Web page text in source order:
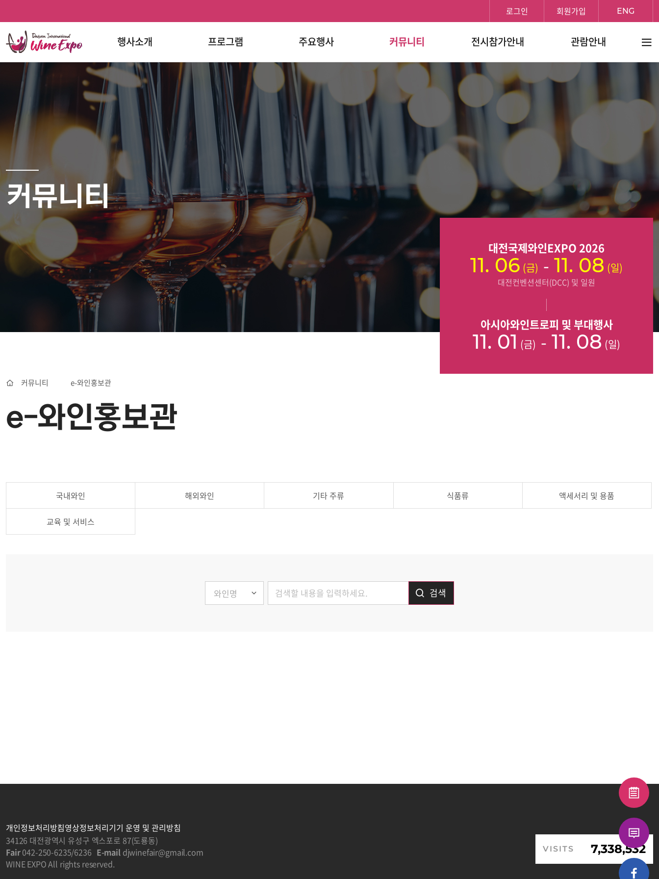
건너뛰기
로그인 회원가입 ENG
행사소개 프로그램 주요행사 커뮤니티 전시참가안내 관람안내 전체
보기
커뮤니티
대전국제와인EXPO 2026
11. 06 (금) - 11. 08 (일)
대전컨벤션센터(DCC) 및 일원
아시아와인트로피 및 부대행사
11. 01 (금) - 11. 08 (일)
커뮤니티 e-와인홍보관
e-와인홍보관
국내와인 해외와인 기타 주류 식품류 액세서리 및 용품
교육 및 서비스
검색
한눈에
보기
페이스북
인스타그램
개인정보처리방침영상정보처리기기 운영 및 관리방침
34126 대전광역시 유성구 엑스포로 87(도룡동)
Fair042-250-6235/6236 E-mail djwinefair@gmail.com
WINE EXPO All rights reserved.
VISITS 7,338,532